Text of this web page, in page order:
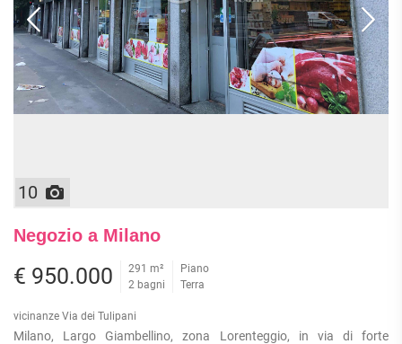
10
Negozio a Milano
€ 950.000
291 m²
2 bagni
Piano
Terra
vicinanze Via dei Tulipani
Milano, Largo Giambellino, zona Lorenteggio, in via di forte